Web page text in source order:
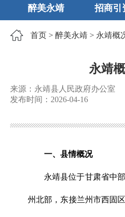
醉美永靖 招商引
首页 > 醉美永靖 > 永靖概
永靖
来源：永靖县人民政府办公室
发布时间：2026-04-16
一、县情概况
永靖县位于甘肃省中
州北部，东接兰州市西固